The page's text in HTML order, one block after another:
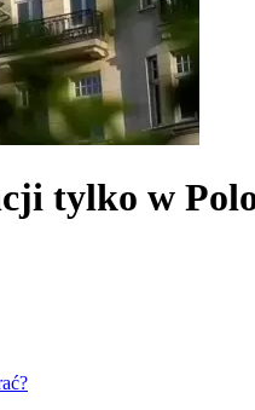
tylko w